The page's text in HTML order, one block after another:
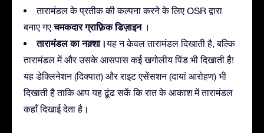
तारामंडल के प्रतीक की कल्पना करने के लिए OSR द्वारा
बनाए गएचमकदार ग्राफ़िक डिज़ाइन ।
तारामंडल का नक़्शा।यह न केवल तारामंडल दिखाती है, बल्कि
तारामंडल में और उसके आसपास कई खगोलीय पिंड भी दिखाती है!
यह डेक्लिनेशन (दिक्पात) और राइट एसेंसशन (दायां आरोहण) भी
दिखाती है ताकि आप यह ढूंढ सकें कि रात के आकाश में तारामंडल
कहाँ दिखाई देता है।